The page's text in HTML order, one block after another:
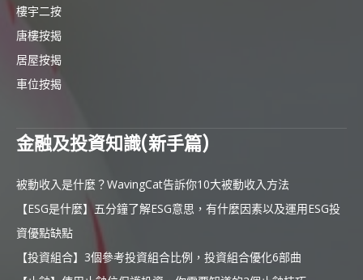
樓宇二按
唐樓按揭
居屋按揭
車位按揭
金融及投資知識(新手篇)
被動收入是什麼？WavingCat告訴你10大被動收入方法
【ESG是什麼】五分鐘了解ESG意思，有什麼因素以及運用ESG投
資優點缺點
【投資組合】3個參考投資組合比例，投資組合優化6部曲